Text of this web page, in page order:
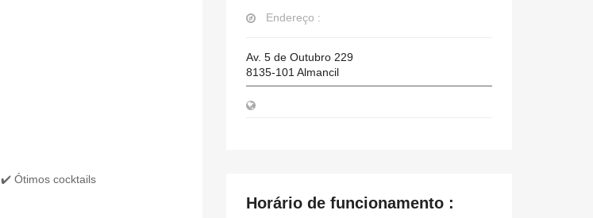
✔️ Ótimos cocktails
Endereço :
Av. 5 de Outubro 229
8135-101 Almancil
Horário de funcionamento :